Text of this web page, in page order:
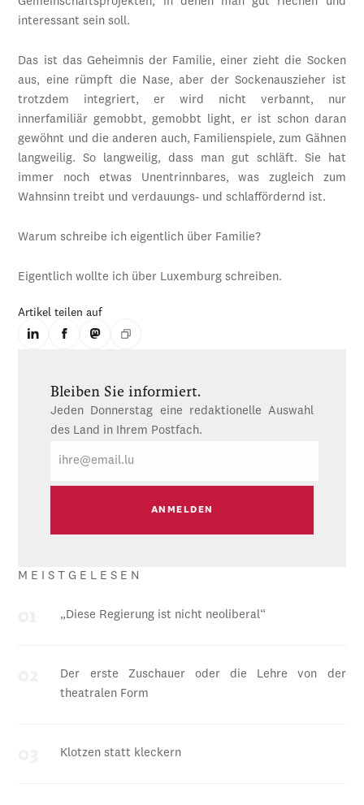
interessant sein soll.
Das ist das Geheimnis der Familie, einer zieht die Socken
aus, eine rümpft die Nase, aber der Sockenauszieher ist
trotzdem integriert, er wird nicht verbannt, nur
innerfamiliär gemobbt, gemobbt light, er ist schon daran
gewöhnt und die anderen auch, Familienspiele, zum Gähnen
langweilig. So langweilig, dass man gut schläft. Sie hat
immer noch etwas Unentrinnbares, was zugleich zum
Wahnsinn treibt und verdauungs- und schlaffördernd ist.
Warum schreibe ich eigentlich über Familie?
Eigentlich wollte ich über Luxemburg schreiben.
Artikel teilen auf
Bleiben Sie informiert.
Jeden Donnerstag eine redaktionelle Auswahl
des Land in Ihrem Postfach.
Mail
MEISTGELESEN
„Diese Regierung ist nicht neoliberal“
Der erste Zuschauer oder die Lehre von der
theatralen Form
Klotzen statt kleckern